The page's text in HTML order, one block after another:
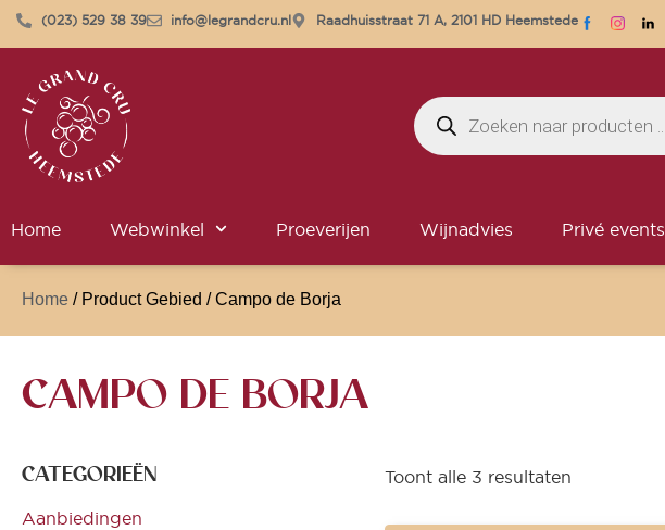
(023) 529 38 39 info@legrandcru.nl Raadhuisstraat 71 A, 2101 HD Heemstede
Home Webwinkel Proeverijen Wijnadvies Privé events
Home / Product Gebied / Campo de Borja
CAMPO DE BORJA
CATEGORIEËN
Aanbiedingen
Toont alle 3 resultaten